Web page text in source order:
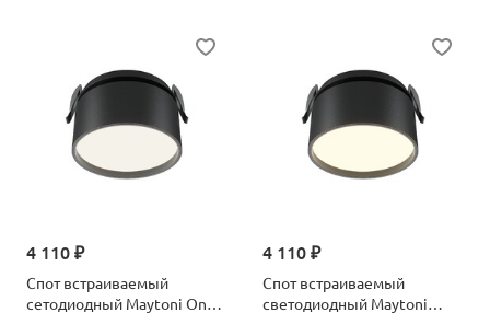
4 110 ₽
Спот встраиваемый
сетодиодный Maytoni Onda
4 110 ₽
Спот встраиваемый
светодиодный Maytoni